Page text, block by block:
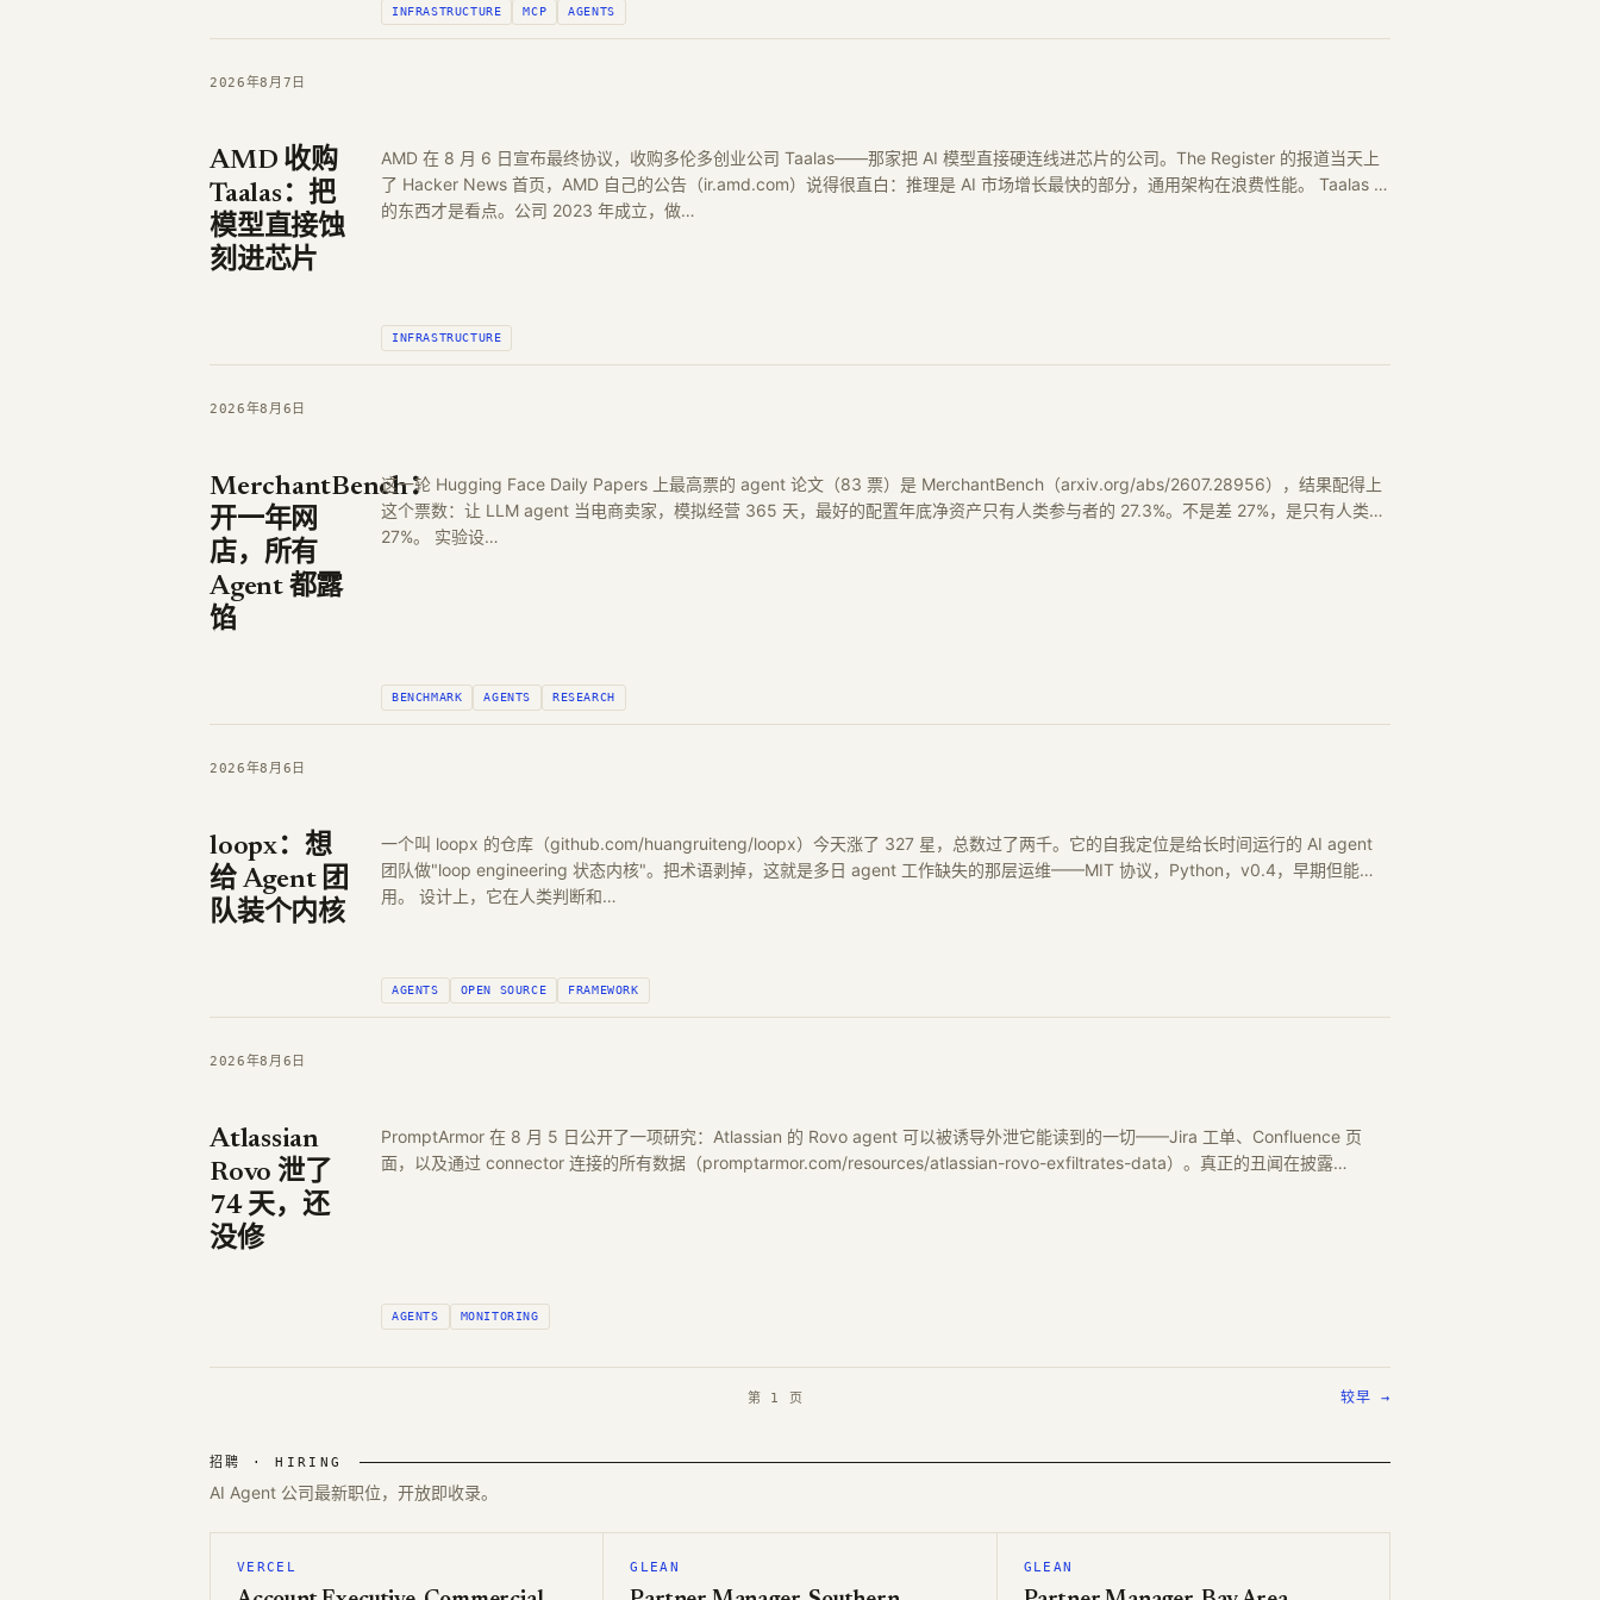
INFRASTRUCTURE MCP AGENTS
2026年8月7日
AMD 收购
Taalas：把
模型直接蚀
刻进芯片
AMD 在 8 月 6 日宣布最终协议，收购多伦多创业公司 Taalas——那家把 AI 模型直接硬连线进芯片的公司。The Register 的报道当天上
了 Hacker News 首页，AMD 自己的公告（ir.amd.com）说得很直白：推理是 AI 市场增长最快的部分，通用架构在浪费性能。 Taalas 做
的东西才是看点。公司 2023 年成立，做…
INFRASTRUCTURE
2026年8月6日
MerchantBench：
开一年网
店，所有
Agent 都露
馅
这一轮 Hugging Face Daily Papers 上最高票的 agent 论文（83 票）是 MerchantBench（arxiv.org/abs/2607.28956），结果配得上
这个票数：让 LLM agent 当电商卖家，模拟经营 365 天，最好的配置年底净资产只有人类参与者的 27.3%。不是差 27%，是只有人类的
27%。 实验设…
BENCHMARK AGENTS RESEARCH
2026年8月6日
loopx：想
给 Agent 团
队装个内核
一个叫 loopx 的仓库（github.com/huangruiteng/loopx）今天涨了 327 星，总数过了两千。它的自我定位是给长时间运行的 AI agent
团队做"loop engineering 状态内核"。把术语剥掉，这就是多日 agent 工作缺失的那层运维——MIT 协议，Python，v0.4，早期但能
用。 设计上，它在人类判断和…
AGENTS OPEN SOURCE FRAMEWORK
2026年8月6日
Atlassian
Rovo 泄了
74 天，还
没修
PromptArmor 在 8 月 5 日公开了一项研究：Atlassian 的 Rovo agent 可以被诱导外泄它能读到的一切——Jira 工单、Confluence 页
面，以及通过 connector 连接的所有数据（promptarmor.com/resources/atlassian-rovo-exfiltrates-data）。真正的丑闻在披露…
AGENTS MONITORING
第 1 页 较早 →
招聘 · HIRING
AI Agent 公司最新职位，开放即收录。
VERCEL GLEAN GLEAN